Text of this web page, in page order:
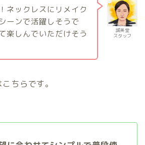
誠美堂
スタッフ
ネックレスにリメイク
ーンで活躍しそうで
楽しんでいただけそう
ちらです。